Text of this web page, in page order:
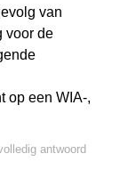
van
voor de
op een WIA-,
antwoord